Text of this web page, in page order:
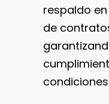
respaldo
de